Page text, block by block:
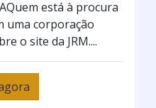
está à procura
uma corporação
o site da JRM....